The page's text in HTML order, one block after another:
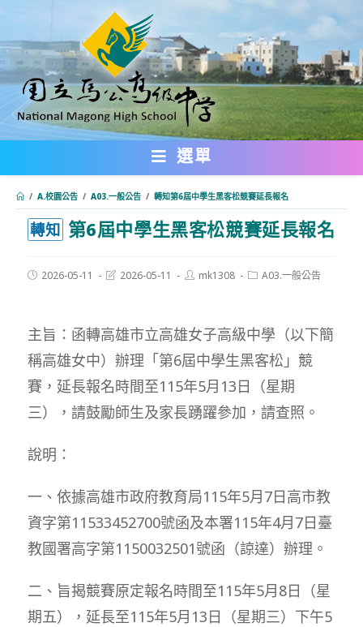
轉
主
要
內
選單
/ A.校園公告 / A03.一般公告 / 轉知第6屆中學生黑客松競賽延長報名
轉知 第6屆中學生黑客松競賽延長報名
Post2026-05-11
Post2026-05-11
Postmk1308
PostA03.一般公告
主旨：函轉高雄市立高雄女子高級中學（以下簡
稱高雄女中）辦理「第6屆中學生黑客松」競
賽，延長報名時間至115年5月13日（星期
三），請鼓勵師生及家長踴躍參加，請查照。
說明：
一、依據高雄市政府教育局115年5月7日高市教
資字第11533452700號函及本署115年4月7日臺
教國署高字第1150032501號函（諒達）辦理。
二、旨揭競賽原定報名時間至115年5月8日（星
期五），延長至115年5月13日（星期三）下午5